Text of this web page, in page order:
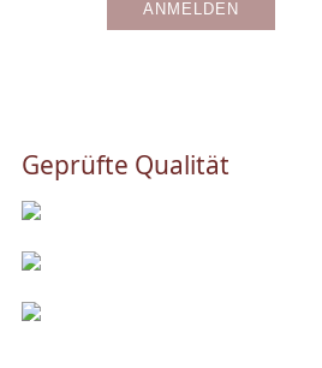
Geprüfte Qualität